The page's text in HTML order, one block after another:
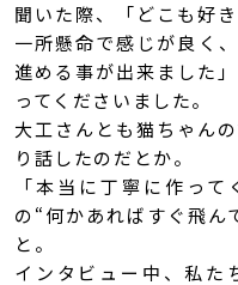
聞いた際、「どこも好
一所懸命で感じが良く
進める事が出来ました
ってくださいました。
大工さんとも猫ちゃん
り話したのだとか。
「本当に丁寧に作っ
の“何かあればすぐ飛ん
と。
インタビュー中、私た